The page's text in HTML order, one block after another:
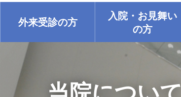
外来受診の方 入院・ お見舞い
の方